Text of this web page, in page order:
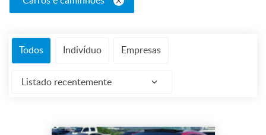
Todos Indivíduo Empresas
Listado recentemente